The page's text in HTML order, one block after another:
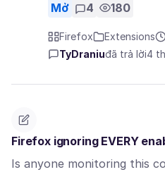
Mở 4 180
Firefox Extensions
TyDraniuđã trả lời4
Firefox ignoring EVERY
Is anyone monitoring this